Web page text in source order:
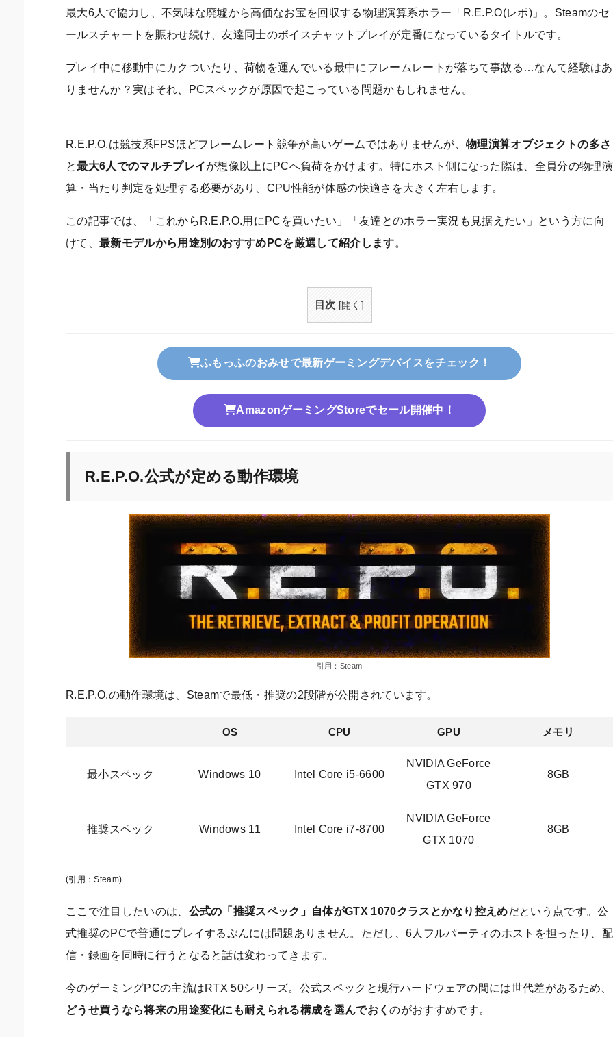
最大6人で協力し、不気味な廃墟から高価なお宝を回収する物理演算系ホラー「R.E.P.O(レポ)」。Steamのセ
ールスチャートを賑わせ続け、友達同士のボイスチャットプレイが定番になっているタイトルです。
プレイ中に移動中にカクついたり、荷物を運んでいる最中にフレームレートが落ちて事故る…なんて経験はあ
りませんか？実はそれ、PCスペックが原因で起こっている問題かもしれません。
R.E.P.O.は競技系FPSほどフレームレート競争が高いゲームではありませんが、物理演算オブジェクトの多さ
と最大6人でのマルチプレイが想像以上にPCへ負荷をかけます。特にホスト側になった際は、全員分の物理演
算・当たり判定を処理する必要があり、CPU性能が体感の快適さを大きく左右します。
この記事では、「これからR.E.P.O.用にPCを買いたい」「友達とのホラー実況も見据えたい」という方に向
けて、 最新モデルから用途別のおすすめPCを厳選して紹介します。
目次 [開く ]
ふもっふのおみせで最新ゲーミングデバイスをチェック！
AmazonゲーミングStoreでセール開催中！
R.E.P.O.公式が定める動作環境
引用：Steam
R.E.P.O.の動作環境は、Steamで最低・推奨の2段階が公開されています。
OS CPU GPU メモリ
最小スペック Windows 10 Intel Core i5-6600
NVIDIA GeForce
GTX 970
8GB
推奨スペック Windows 11 Intel Core i7-8700
NVIDIA GeForce
GTX 1070
8GB
(引用：Steam)
ここで注目したいのは、 公式の「推奨スペック」自体がGTX 1070クラスとかなり控えめだという点です。公
式推奨のPCで普通にプレイするぶんには問題ありません。ただし、6人フルパーティのホストを担ったり、配
信・録画を同時に行うとなると話は変わってきます。
今のゲーミングPCの主流はRTX 50シリーズ。公式スペックと現行ハードウェアの間には世代差があるため、
どうせ買うなら将来の用途変化にも耐えられる構成を選んでおくのがおすすめです。